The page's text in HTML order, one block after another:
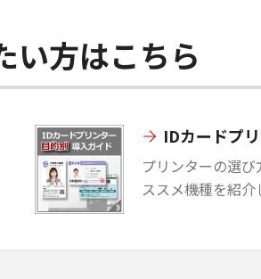
い方はこちら
IDカードプ
プリンターの選
ススメ機種を紹介